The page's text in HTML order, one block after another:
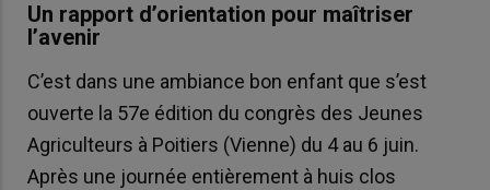
Un rapport d’orientation pour maîtriser
l’avenir
C’est dans une ambiance bon enfant que s’est
ouverte la 57e édition du congrès des Jeunes
Agriculteurs à Poitiers (Vienne) du 4 au 6 juin.
Après une journée entièrement à huis clos